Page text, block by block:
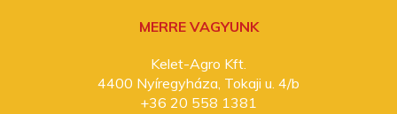
MERRE VAGYUNK
Kelet-Agro Kft.
4400 Nyíregyháza, Tokaji u. 4/b
+36 20 558 1381